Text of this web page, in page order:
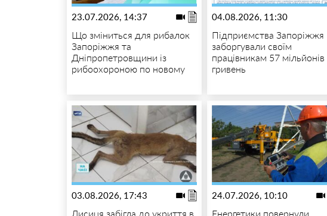
23.07.2026, 14:37
Що зміниться для рибалок
Запоріжжя та
Дніпропетровщини із
рибоохороною по новому
04.08.2026, 11:30
Підприємства Запоріжжя
заборгували своїм
працівникам 57 мільйонів
гривень
03.08.2026, 17:43
Лисиця забігла до укриття в
24.07.2026, 10:10
Енергетики повернули